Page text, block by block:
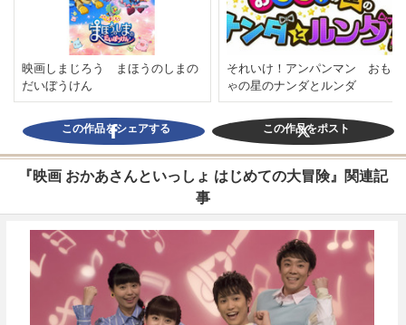
映画しまじろう まほうのしまの
だいぼうけん
それいけ！アンパンマン おもち
ゃの星のナンダとルンダ
この作品をシェアする この作品をポスト
『映画 おかあさんといっしょ はじめての大冒険』関連記
事